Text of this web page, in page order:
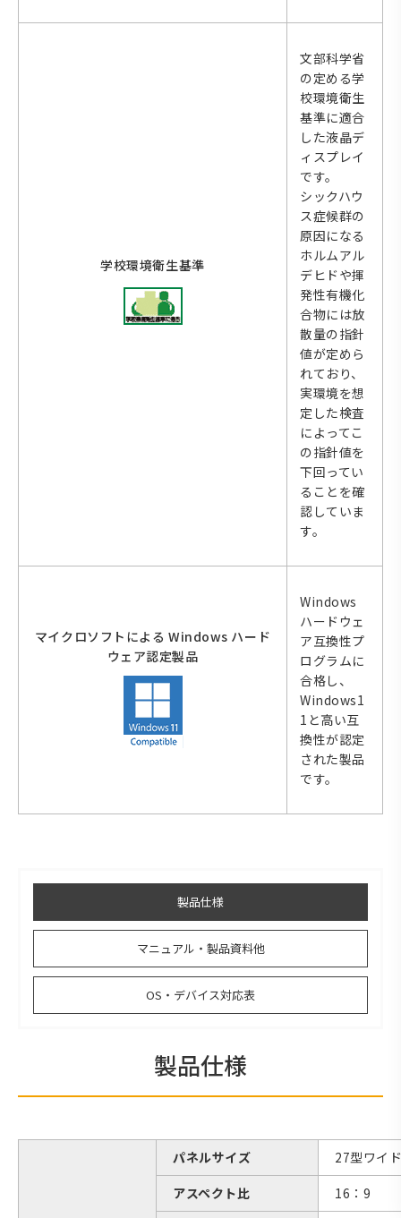
学校環境衛生基準
文部科学省
の定める学
校環境衛生
基準に適合
した液晶デ
ィスプレイ
です。
シックハウ
ス症候群の
原因になる
ホルムアル
デヒドや揮
発性有機化
合物には放
散量の指針
値が定めら
れており、
実環境を想
定した検査
によってこ
の指針値を
下回ってい
ることを確
認していま
す。
マイクロソフトによる Windows ハード
ウェア認定製品
Windows
ハードウェ
ア互換性プ
ログラムに
合格し、
Windows1
1と高い互
換性が認定
された製品
です。
製品仕様
マニュアル・製品資料他
OS・デバイス対応表
製品仕様
パネルサイズ
27型ワイ
アスペクト比
16：9